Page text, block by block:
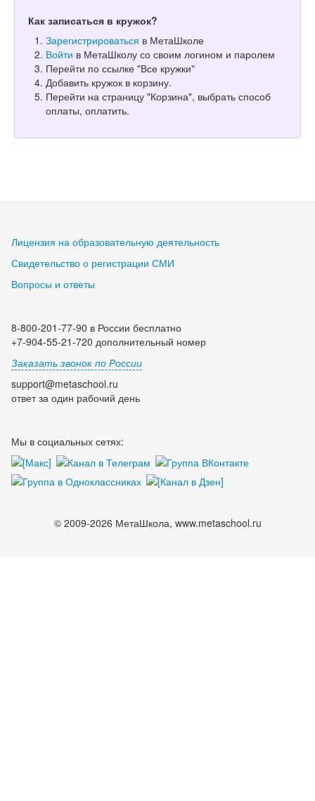
Как записаться в кружок?
Зарегистрироваться в МетаШколе
Войти в МетаШколу со своим логином и паролем
Перейти по ссылке "Все кружки"
Добавить кружок в корзину.
Перейти на страницу "Корзина", выбрать способ
оплаты, оплатить.
Лицензия на образовательную деятельность
Свидетельство о регистрации СМИ
Вопросы и ответы
8-800-201-77-90 в России бесплатно
+7-904-55-21-720 дополнительный номер
Заказать звонок по России
support@metaschool.ru
ответ за один рабочий день
Мы в социальных сетях:
© 2009-2026 МетаШкола, www.metaschool.ru